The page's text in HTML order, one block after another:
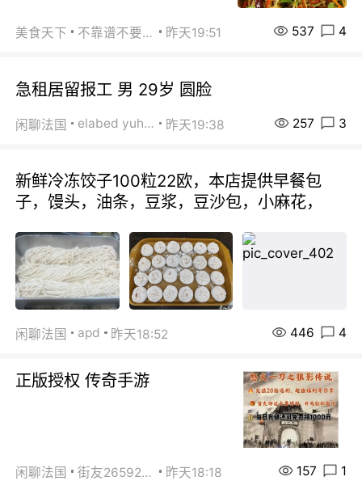
美食天下 不靠谱不要联系 昨天19:51 537 4
急租居留报工 男 29岁 圆脸
闲聊法国 elabed yuhua 昨天19:38 257 3
新鲜冷冻饺子100粒22欧，本店提供早餐包
子，馒头，油条，豆浆，豆沙包，小麻花，
闲聊法国 apd 昨天18:52 446 4
正版授权 传奇手游
闲聊法国 街友26592800 昨天18:18 157 1